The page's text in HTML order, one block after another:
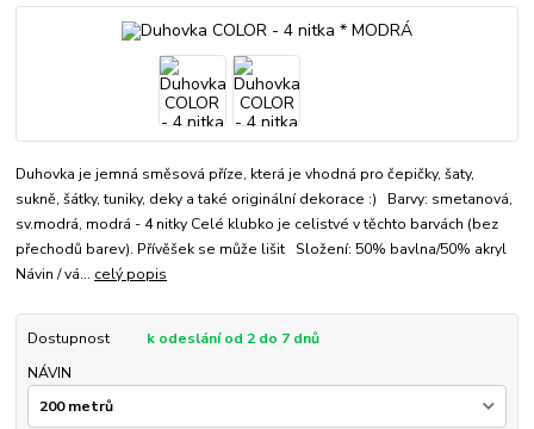
Duhovka je jemná směsová příze, která je vhodná pro čepičky, šaty,
sukně, šátky, tuniky, deky a také originální dekorace :) Barvy: smetanová,
sv.modrá, modrá - 4 nitky Celé klubko je celistvé v těchto barvách (bez
přechodů barev). Přívěšek se může lišit Složení: 50% bavlna/50% akryl
Návin / vá... celý popis
Dostupnost
k odeslání od 2 do 7 dnů
NÁVIN